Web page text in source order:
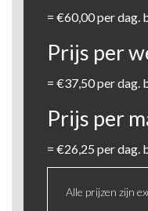
= €60,00per dag.
Prijs per
= €37,50per dag.
Prijs per
= €26,25 per dag.
Alle prijzen zijn